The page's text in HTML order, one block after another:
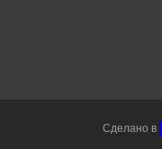
Сделано в